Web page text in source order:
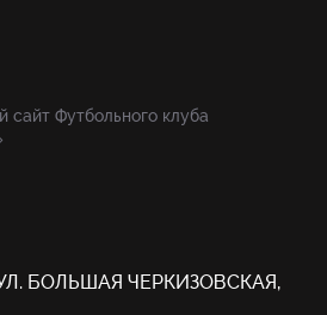
сайт Футбольного клуба
БОЛЬШАЯ ЧЕРКИЗОВСКАЯ,